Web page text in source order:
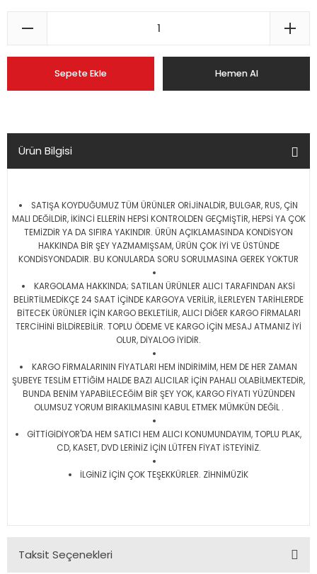
Sepete Ekle Hemen Al
Ürün Bilgisi
SATIŞA KOYDUĞUMUZ TÜM ÜRÜNLER ORİJİNALDİR, BULGAR, RUS, ÇİN
MALI DEĞİLDİR, İKİNCİ ELLERİN HEPSİ KONTROLDEN GEÇMİŞTİR, HEPSİ YA ÇOK
TEMİZDİR YA DA SIFIRA YAKINDIR. ÜRÜN AÇIKLAMASINDA KONDİSYON
HAKKINDA BİR ŞEY YAZMAMIŞSAM, ÜRÜN ÇOK İYİ VE ÜSTÜNDE
KONDİSYONDADIR. BU KONULARDA SORU SORULMASINA GEREK YOKTUR
KARGOLAMA HAKKINDA; SATILAN ÜRÜNLER ALICI TARAFINDAN AKSİ
BELİRTİLMEDİKÇE 24 SAAT İÇİNDE KARGOYA VERİLİR, İLERLEYEN TARİHLERDE
BİTECEK ÜRÜNLER İÇİN KARGO BEKLETİLİR, ALICI DİĞER KARGO FİRMALARI
TERCİHİNİ BİLDİREBİLİR. TOPLU ÖDEME VE KARGO İÇİN MESAJ ATMANIZ İYİ
OLUR, DİYALOG İYİDİR.
KARGO FİRMALARININ FİYATLARI HEM İNDİRİMİM, HEM DE HER ZAMAN
ŞUBEYE TESLİM ETTİĞİM HALDE BAZI ALICILAR İÇİN PAHALI OLABİLMEKTEDİR,
BUNDA BENİM YAPABİLECEĞİM BİR ŞEY YOK, KARGO FİYATI YÜZÜNDEN
OLUMSUZ YORUM BIRAKILMASINI KABUL ETMEK MÜMKÜN DEĞİL .
GİTTİGİDİYOR'DA HEM SATICI HEM ALICI KONUMUNDAYIM, TOPLU PLAK,
CD, KASET, DVD LERİNİZ İÇİN LÜTFEN FİYAT İSTEYİNİZ.
İLGİNİZ İÇİN ÇOK TEŞEKKÜRLER. ZİHNİMÜZİK
Taksit Seçenekleri